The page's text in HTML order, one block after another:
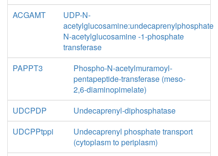
ACGAMT
UDP-N-
acetylglucosamine:undecaprenylphosphate
N-acetylglucosamine -1-phosphate
transferase
PAPPT3
Phospho-N-acetylmuramoyl-
pentapeptide-transferase (meso-
2,6-diaminopimelate)
UDCPDP
Undecaprenyl-diphosphatase
UDCPPtppi
Undecaprenyl phosphate transport
(cytoplasm to periplasm)